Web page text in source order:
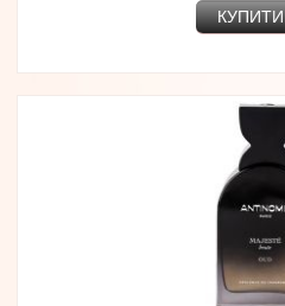
КУПИТИ